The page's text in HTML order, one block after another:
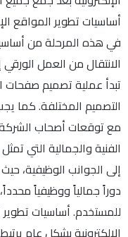
أساسيات تطوير المواقع
في هذه المرحلة من
الانتقال من العمل
تبدأ عملية تصميم صفحات
التصميم المختلفة. كما
مع توقعات أصحاب
الفنية والجمالية التي
إلى الجوانب الوظيفية،
دوراً جمالياً ووظيفياً
للمستخدم. أساسيات تطوير